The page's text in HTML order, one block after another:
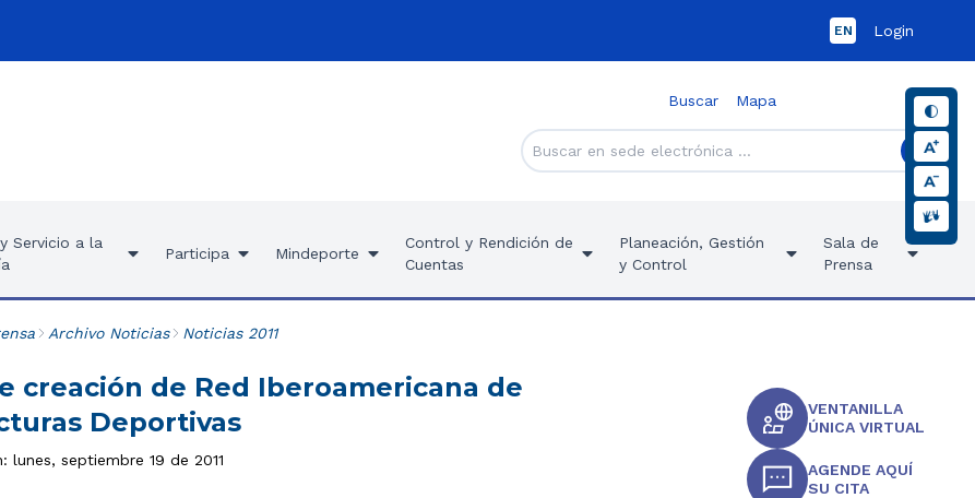
EN Login
Buscar Mapa
Servicio a la
Participa Mindeporte
Control y Rendición de
Cuentas
Planeación, Gestión
y Control
Sala de
Prensa
Archivo Noticias Noticias 2011
creación de Red Iberoamericana de
Deportivas
lunes, septiembre 19 de 2011
VENTANILLA
ÚNICA VIRTUAL
AGENDE AQUÍ
SU CITA